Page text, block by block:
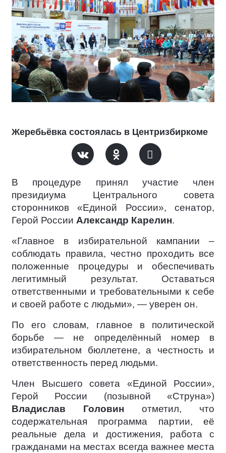
Жеребьёвка состоялась в Центризбиркоме
В процедуре принял участие член
президиума Центрального совета
сторонников «Единой России», сенатор,
Герой России Александр Карелин.
«Главное в избирательной кампании –
соблюдать правила, честно проходить все
положенные процедуры и обеспечивать
легитимный результат. Оставаться
ответственными и требовательными к себе
и своей работе с людьми», — уверен он.
По его словам, главное в политической
борьбе — не определённый номер в
избирательном бюллетене, а честность и
ответственность перед людьми.
Член Высшего совета «Единой России»,
Герой России (позывной «Струна»)
Владислав Головин отметил, что
содержательная программа партии, её
реальные дела и достижения, работа с
гражданами на местах всегда важнее места